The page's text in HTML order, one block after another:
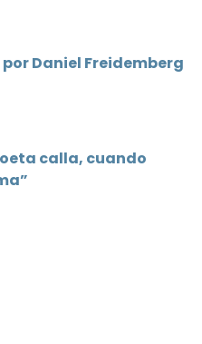
Daniel Freidemberg
calla, cuando